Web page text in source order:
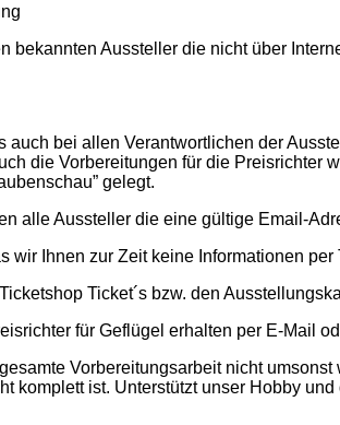
bekannten Aussteller die nicht über
auch bei allen Verantwortlichen der
die Vorbereitungen für die Preisrichter
gelegt.
alle Aussteller die eine gültige Email-
wir Ihnen zur Zeit keine Informationen
Ticket´s bzw. den
für Geflügel erhalten per E-Mail
Vorbereitungsarbeit nicht
komplett ist. Unterstützt unser Hobby